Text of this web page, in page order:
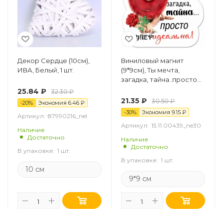
Декор Сердце (10см),
ИВА, Белый, 1 шт.
25.84 ₽ 32.30₽
-20% Экономия 6.46 ₽
Артикул: 87990216_nel
Наличие
Достаточно
В упаковке: 1 шт.
10 см
Виниловый магнит
(9*9см), Ты мечта,
загадка, тайна..просто
21.35 ₽ 30.50₽
-30% Экономия 9.15 ₽
Артикул: 15.11.00439_ne30
Наличие
Достаточно
В упаковке: 1 шт.
9*9 см